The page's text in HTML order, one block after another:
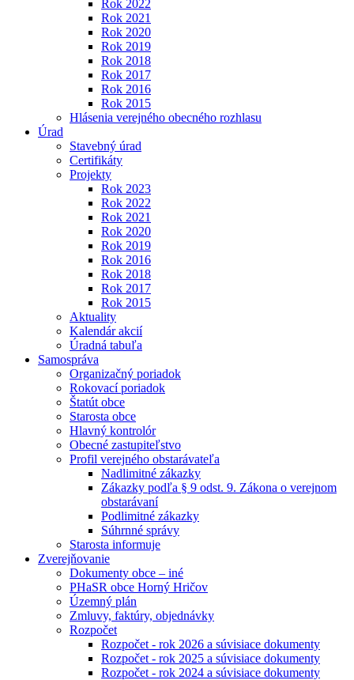
Rok 2022
Rok 2021
Rok 2020
Rok 2019
Rok 2018
Rok 2017
Rok 2016
Rok 2015
Hlásenia verejného obecného rozhlasu
Úrad
Stavebný úrad
Certifikáty
Projekty
Rok 2023
Rok 2022
Rok 2021
Rok 2020
Rok 2019
Rok 2016
Rok 2018
Rok 2017
Rok 2015
Aktuality
Kalendár akcií
Úradná tabuľa
Samospráva
Organizačný poriadok
Rokovací poriadok
Štatút obce
Starosta obce
Hlavný kontrolór
Obecné zastupiteľstvo
Profil verejného obstarávateľa
Nadlimitné zákazky
Zákazky podľa § 9 odst. 9. Zákona o verejnom
obstarávaní
Podlimitné zákazky
Súhrnné správy
Starosta informuje
Zverejňovanie
Dokumenty obce – iné
PHaSR obce Horný Hričov
Územný plán
Zmluvy, faktúry, objednávky
Rozpočet
Rozpočet - rok 2026 a súvisiace dokumenty
Rozpočet - rok 2025 a súvisiace dokumenty
Rozpočet - rok 2024 a súvisiace dokumenty